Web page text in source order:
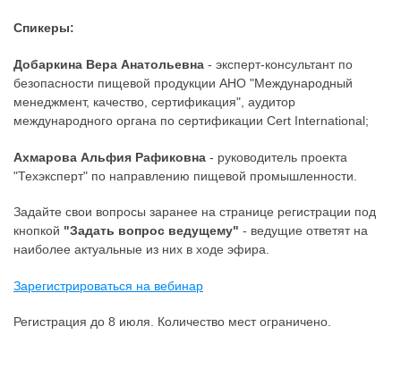
Спикеры:
Добаркина Вера Анатольевна - эксперт-консультант по
безопасности пищевой продукции АНО "Международный
менеджмент, качество, сертификация", аудитор
международного органа по сертификации Cert International;
Ахмарова Альфия Рафиковна - руководитель проекта
"Техэксперт" по направлению пищевой промышленности.
Задайте свои вопросы заранее на странице регистрации под
кнопкой "Задать вопрос ведущему" - ведущие ответят на
наиболее актуальные из них в ходе эфира.
Зарегистрироваться на вебинар
Регистрация до 8 июля. Количество мест ограничено.